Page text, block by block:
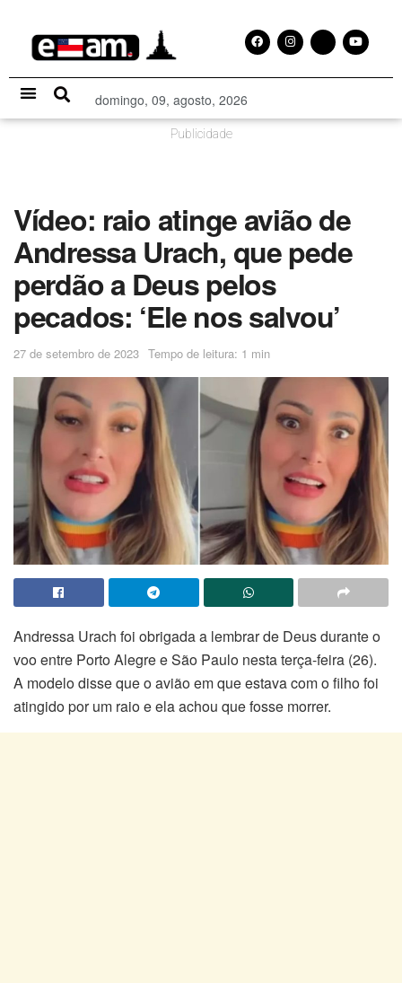
domingo, 09, agosto, 2026
Publicidade
Vídeo: raio atinge avião de
Andressa Urach, que pede
perdão a Deus pelos
pecados: ‘Ele nos salvou’
27 de setembro de 2023 Tempo de leitura: 1 min
Andressa Urach foi obrigada a lembrar de Deus durante o
voo entre Porto Alegre e São Paulo nesta terça-feira (26).
A modelo disse que o avião em que estava com o filho foi
atingido por um raio e ela achou que fosse morrer.